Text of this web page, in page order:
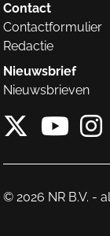
Contact
Contactformulier
Redactie
Nieuwsbrief
Nieuwsbrieven
X van
© 2026 NR B.V. -